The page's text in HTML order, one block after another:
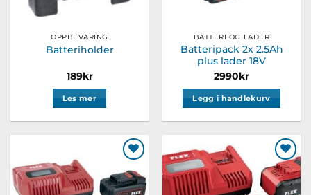
OPPBEVARING
Batteriholder
189kr
Les mer
BATTERI OG LADER
Batteripack 2x 2.5Ah
plus lader 18V
2990kr
Legg i handlekurv
Legg til
ønskeliste
Legg til
ønskeliste